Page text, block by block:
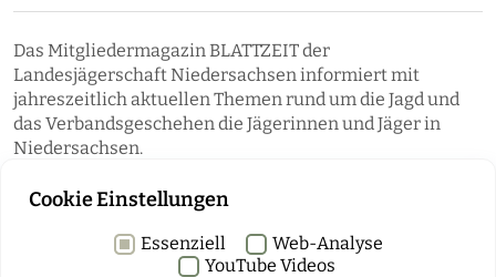
Das Mitgliedermagazin BLATTZEIT der
Landesjägerschaft Niedersachsen informiert mit
jahreszeitlich aktuellen Themen rund um die Jagd und
das Verbandsgeschehen die Jägerinnen und Jäger in
Niedersachsen.
Cookie Einstellungen
Essenziell
Web-Analyse
YouTube Videos